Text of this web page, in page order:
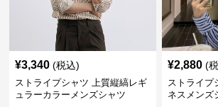
¥3,340 (税込)
ストライプシャツ 上質縦縞レギ
ュラーカラーメンズシャツ
¥2,880 (
ストライプ
ネスメンズ